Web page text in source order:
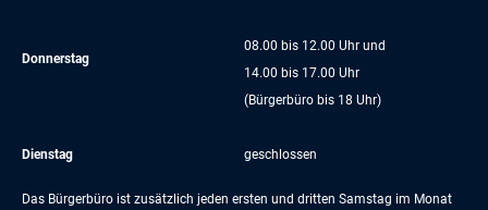
Donnerstag
08.00 bis 12.00 Uhr und
14.00 bis 17.00 Uhr
(Bürgerbüro bis 18 Uhr)
Dienstag geschlossen
Das Bürgerbüro ist zusätzlich jeden ersten und dritten Samstag im Monat